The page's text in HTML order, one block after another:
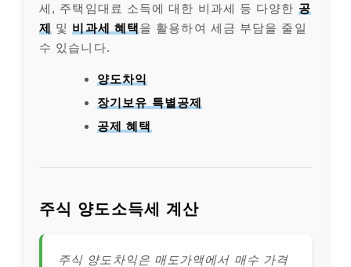
세, 주택임대료 소득에 대한 비과세 등 다양한 공
제 및 비과세 혜택 을 활용하여 세금 부담을 줄일
수 있습니다.
양도차익
장기보유 특별공제
공제 혜택
주식 양도소득세 계산
주식 양도차익은 매도가액에서 매수 가격